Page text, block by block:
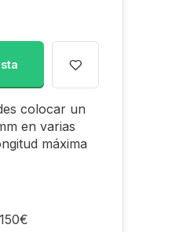
colocar un
en varias
máxima